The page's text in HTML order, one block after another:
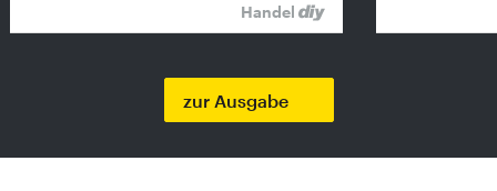
Handel
zur Ausgabe